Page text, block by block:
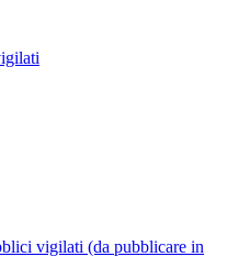
vigilati (da pubblicare in